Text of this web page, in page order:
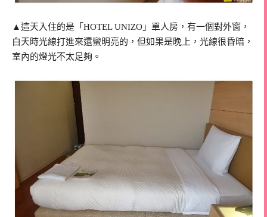
▲這天入住的是「HOTEL UNIZO」單人房，有一個對外窗，
白天時光線打進來還蠻明亮的，但如果是晚上，光線很昏暗，
室內的燈光不太足夠。